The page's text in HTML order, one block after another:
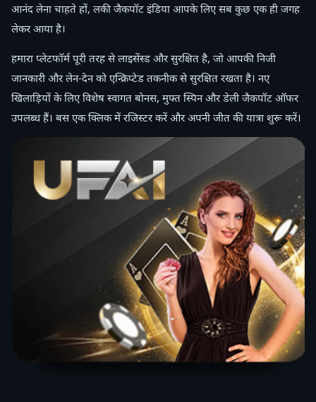
आनंद लेना चाहते हों, लकी जैकपॉट इंडिया आपके लिए सब कुछ एक ही जगह
लेकर आया है।
हमारा प्लेटफॉर्म पूरी तरह से लाइसेंस्ड और सुरक्षित है, जो आपकी निजी
जानकारी और लेन-देन को एन्क्रिप्टेड तकनीक से सुरक्षित रखता है। नए
खिलाड़ियों के लिए विशेष स्वागत बोनस, मुफ्त स्पिन और डेली जैकपॉट ऑफर
उपलब्ध हैं। बस एक क्लिक में रजिस्टर करें और अपनी जीत की यात्रा शुरू करें।